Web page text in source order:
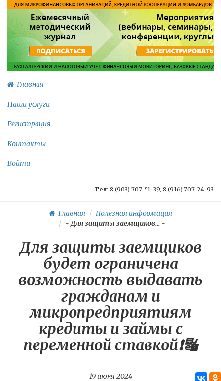
Главная
Наши услуги
Регистрация
Контакты
Войти
Тел: 8 (903) 707-51-39, 8 (916) 707-24-93
Главная
Полезная информация
-Для защиты заемщиков...-
Для защиты заемщиков
будет ограничена
возможность выдавать
гражданам и
микропредприятиям
кредиты и займы с
переменной ставкой❗️🔣
19 июня 2024